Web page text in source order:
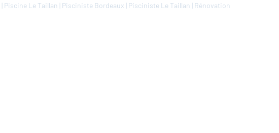
| Piscine Le Taillan | Pisciniste Bordeaux | Pisciniste Le Taillan | Rénovation